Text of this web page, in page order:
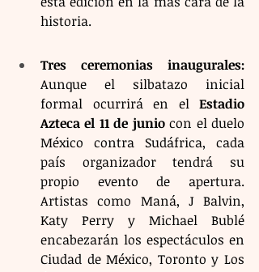
historia.
Tres ceremonias inaugurales:
Aunque el silbatazo inicial
formal ocurrirá en el Estadio
Azteca el 11 de junio con el duelo
México contra Sudáfrica, cada
país organizador tendrá su
propio evento de apertura.
Artistas como Maná, J Balvin,
Katy Perry y Michael Bublé
encabezarán los espectáculos en
Ciudad de México, Toronto y Los